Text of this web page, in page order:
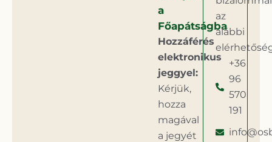
a
Főapátságba
Hozzáférés
elektronikus
jeggyel:
Kérjük,
hozza
magával
a jegyét
az
alábbi
+36
96
570
191